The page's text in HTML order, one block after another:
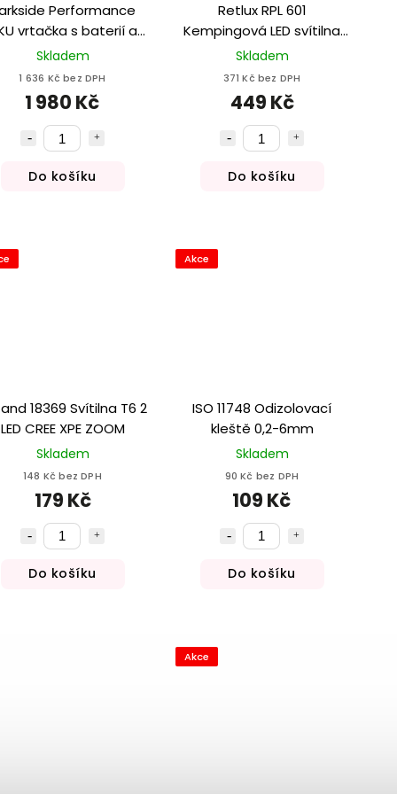
Performance
vrtačka s baterií a
PPBSSA 12 A1
Skladem
1 636 Kč bez DPH
1 980 Kč
Do košíku
Retlux RPL 601
Kempingová LED svítilna
se solárním panelem, 200
lm
Skladem
371 Kč bez DPH
449 Kč
Do košíku
18369 Svítilna T6 2
LED CREE XPE ZOOM
Skladem
148 Kč bez DPH
179 Kč
Do košíku
Akce
ISO 11748 Odizolovací
kleště 0,2-6mm
Skladem
90 Kč bez DPH
109 Kč
Do košíku
Akce